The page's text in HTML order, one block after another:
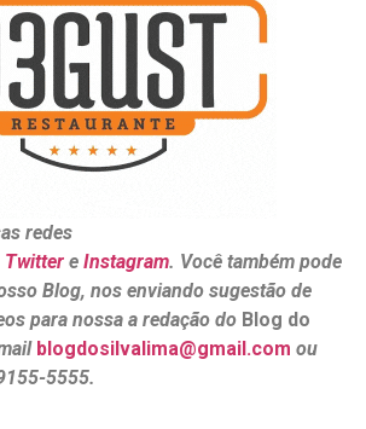
redes
Twitter e Instagram. Você também pode
Blog, nos enviando sugestão de
para nossa a redação do Blog do
blogdosilvalima@gmail.com ou
5555.